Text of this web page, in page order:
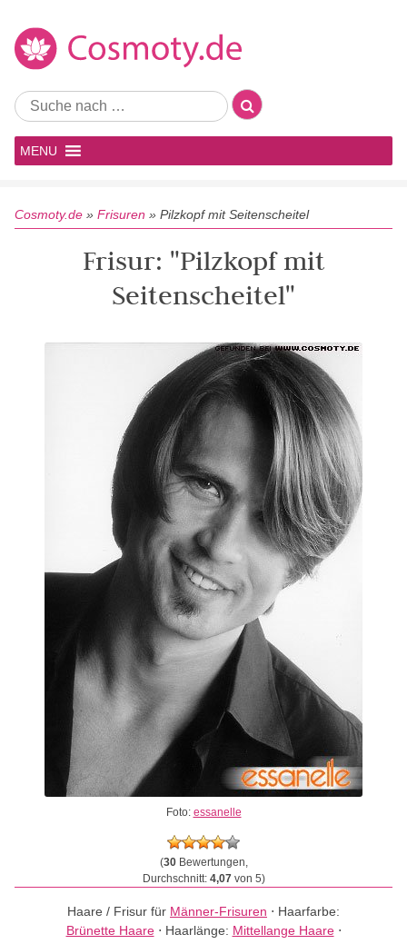
MENU
Cosmoty.de » Frisuren » Pilzkopf mit Seitenscheitel
Frisur: "Pilzkopf mit
Seitenscheitel"
Foto: essanelle
(30Bewertungen,
Durchschnitt: 4,07von 5)
Haare / Frisur für Männer-Frisuren ⋅ Haarfarbe:
Brünette Haare⋅ Haarlänge: Mittellange Haare⋅